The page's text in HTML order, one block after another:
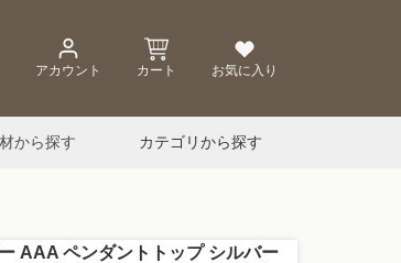
アカウント カート お気に入り
から探す カテゴリから探す
AAA ペンダントトップ シルバー